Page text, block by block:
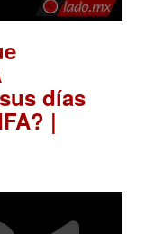
días
|